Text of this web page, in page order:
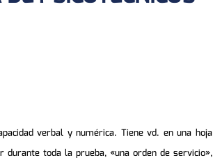
verbal y numérica. Tiene vd. en una hoja
durante toda la prueba, «una orden de servicio»,